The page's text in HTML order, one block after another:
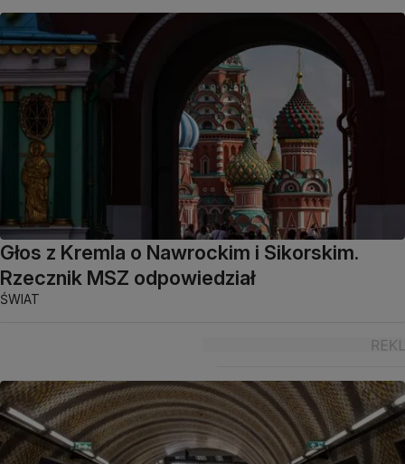
Głos z Kremla o Nawrockim i Sikorskim.
Rzecznik MSZ odpowiedział
ŚWIAT